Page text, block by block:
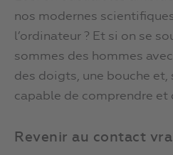
nos modernes
l’ordinateur ? Et si on se
sommes des hommes
des doigts, une bouche et,
capable de comprendre et
Revenir au contact